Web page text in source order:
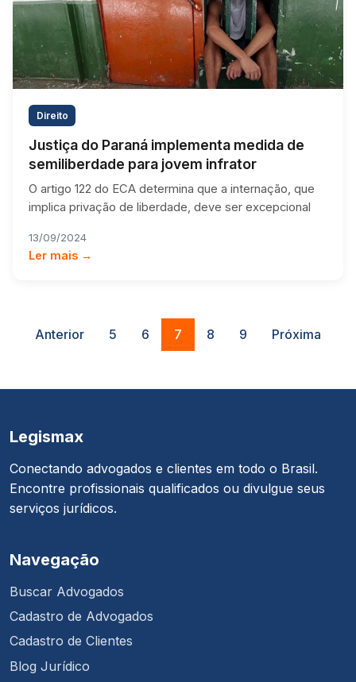
Direito
Justiça do Paraná implementa medida de
semiliberdade para jovem infrator
O artigo 122 do ECA determina que a internação, que
implica privação de liberdade, deve ser excepcional
13/09/2024
Ler mais →
Anterior 5 6 7 8 9 Próxima
Legismax
Conectando advogados e clientes em todo o Brasil.
Encontre profissionais qualificados ou divulgue seus
serviços jurídicos.
Navegação
Buscar Advogados
Cadastro de Advogados
Cadastro de Clientes
Blog Jurídico